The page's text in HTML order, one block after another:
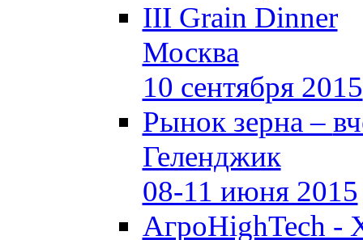
III Grain Dinner
Москва
10 сентября 2015
Рынок зерна –
Геленджик
08-11 июня 2015
АгроHighTech -